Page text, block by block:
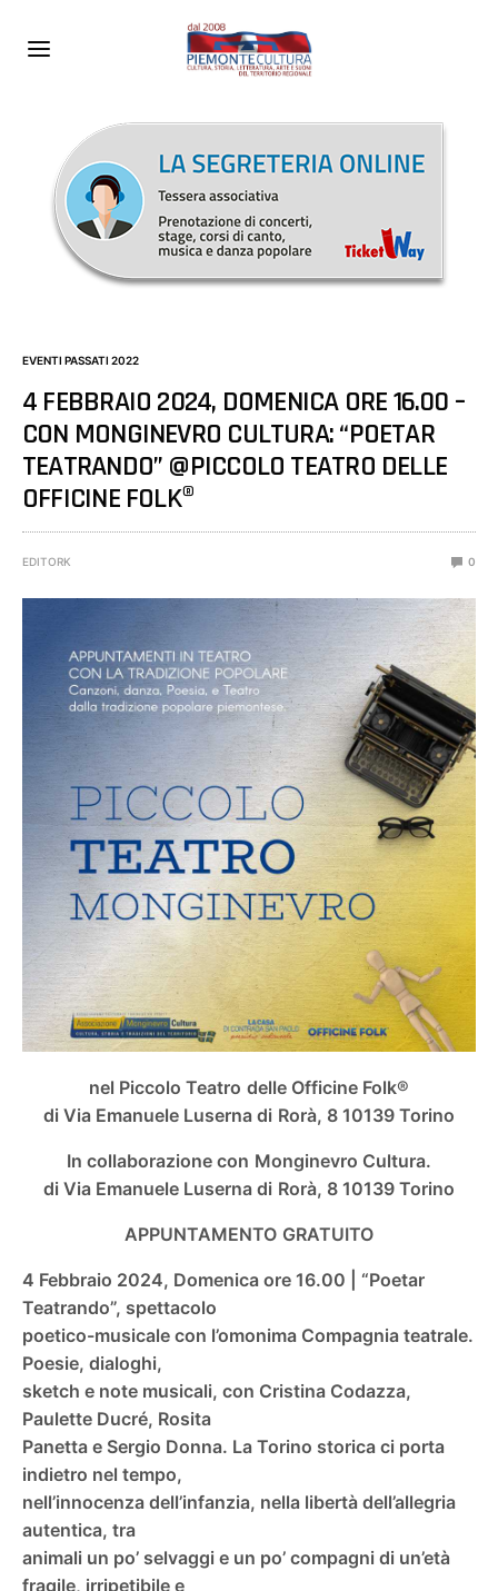
EVENTI PASSATI 2022
4 FEBBRAIO 2024, DOMENICA ORE 16.00 –
CON MONGINEVRO CULTURA: “POETAR
TEATRANDO” @PICCOLO TEATRO DELLE
OFFICINE FOLK®
EDITORK 0
nel Piccolo Teatro delle Officine Folk®
di Via Emanuele Luserna di Rorà, 8 10139 Torino
In collaborazione con Monginevro Cultura.
di Via Emanuele Luserna di Rorà, 8 10139 Torino
APPUNTAMENTO GRATUITO
4 Febbraio 2024, Domenica ore 16.00 | “Poetar
Teatrando”, spettacolo
poetico-musicale con l’omonima Compagnia teatrale.
Poesie, dialoghi,
sketch e note musicali, con Cristina Codazza,
Paulette Ducré, Rosita
Panetta e Sergio Donna. La Torino storica ci porta
indietro nel tempo,
nell’innocenza dell’infanzia, nella libertà dell’allegria
autentica, tra
animali un po’ selvaggi e un po’ compagni di un’età
fragile, irripetibile e